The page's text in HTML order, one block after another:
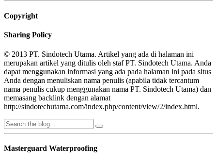
Copyright
Sharing Policy
© 2013 PT. Sindotech Utama. Artikel yang ada di halaman ini
merupakan artikel yang ditulis oleh staf PT. Sindotech Utama. Anda
dapat menggunakan informasi yang ada pada halaman ini pada situs
Anda dengan menuliskan nama penulis (apabila tidak tercantum
nama penulis cukup menggunakan nama PT. Sindotech Utama) dan
memasang backlink dengan alamat
http://sindotechutama.com/index.php/content/view/2/index.html.
Masterguard Waterproofing